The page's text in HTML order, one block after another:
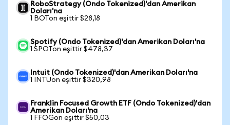
RoboStrategy (Ondo Tokenized)'dan Amerikan
Doları'na
1 BOTon eşittir $28,18
Spotify (Ondo Tokenized)'dan Amerikan Doları'na
1 SPOTon eşittir $478,37
Intuit (Ondo Tokenized)'dan Amerikan Doları'na
1 INTUon eşittir $320,98
Franklin Focused Growth ETF (Ondo Tokenized)'dan
Amerikan Doları'na
1 FFOGon eşittir $50,03